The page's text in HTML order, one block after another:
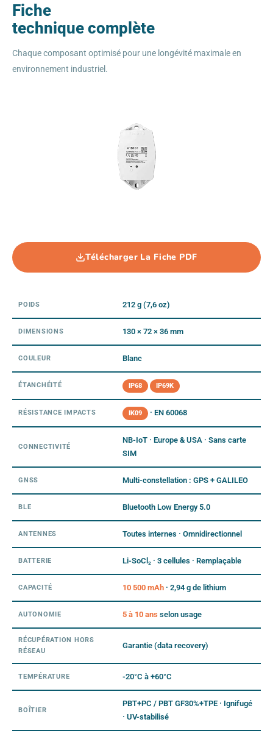
Fiche
technique complète
Chaque composant optimisé pour une longévité maximale en
environnement industriel.
Télécharger La Fiche PDF
POIDS 212 g (7,6 oz)
DIMENSIONS 130 × 72 × 36 mm
COULEUR Blanc
ÉTANCHÉITÉ IP68 IP69K
RÉSISTANCE IMPACTS IK09 · EN 60068
CONNECTIVITÉ
NB-IoT · Europe & USA · Sans carte
SIM
GNSS Multi-constellation : GPS + GALILEO
BLE Bluetooth Low Energy 5.0
ANTENNES Toutes internes · Omnidirectionnel
BATTERIE Li-SoCl₂ · 3 cellules · Remplaçable
CAPACITÉ 10 500 mAh · 2,94 g de lithium
AUTONOMIE 5 à 10 ans selon usage
RÉCUPÉRATION HORS
RÉSEAU
Garantie (data recovery)
TEMPÉRATURE -20°C à +60°C
BOÎTIER
PBT+PC / PBT GF30%+TPE · Ignifugé
· UV-stabilisé